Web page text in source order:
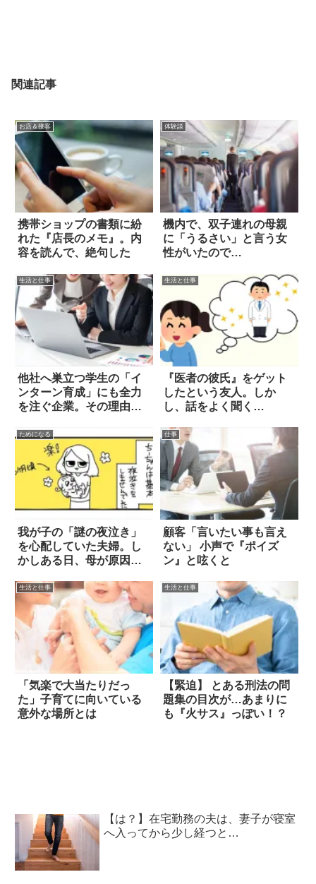
関連記事
お店＆接客
携帯ショップの書類に紛
れた『店長のメモ』。内
容を読んで、絶句した
体験談
機内で、双子連れの母親
に「うるさい」と言う女
性がいたので…
生活と仕事
他社へ巣立つ学生の「イ
ンターン育成」にも全力
を注ぐ企業。その理由
生活と仕事
『医者の彼氏』をゲット
したという友人。しか
し、話をよく聞く
ためになる
我が子の「謎の夜泣き」
を心配していた夫婦。し
かしある日、母が原因に
仕事
顧客「言いたい事も言え
ない」 小声で『ポイズ
ン』と呟くと
生活と仕事
「気楽で大当たりだっ
た」子育てに向いている
意外な場所とは
生活と仕事
【緊迫】 とある刑法の問
題集の目次が…あまりに
も『火サス』っぽい！？
【は？】在宅勤務の夫は、妻子が寝室
へ入ってから少し経つと…